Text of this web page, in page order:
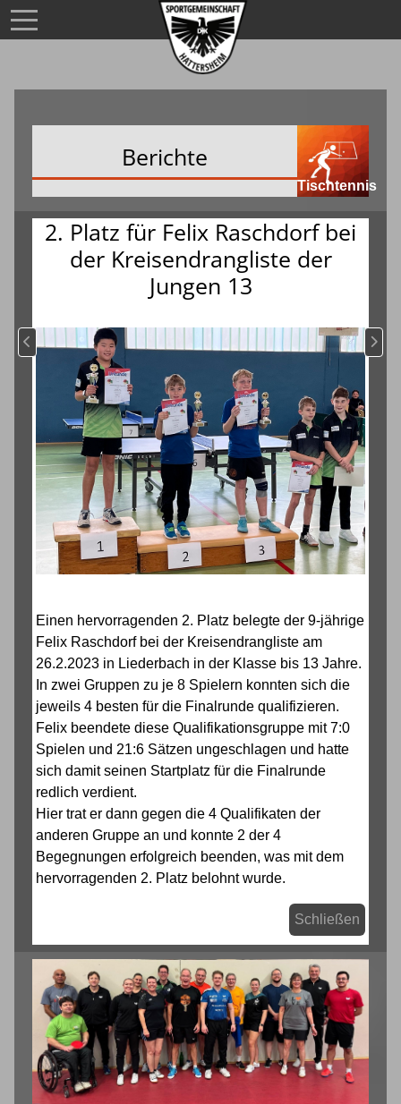
Berichte
Tischtennis
2. Platz für Felix Raschdorf bei
der Kreisendrangliste der
Jungen 13
Vorheriger Beitrag: TT-Nachwuchs weiter im Aufwärtstrend
Einen hervorragenden 2. Platz belegte der 9-jährige
Felix Raschdorf bei der Kreisendrangliste am
26.2.2023 in Liederbach in der Klasse bis 13 Jahre.
In zwei Gruppen zu je 8 Spielern konnten sich die
jeweils 4 besten für die Finalrunde qualifizieren.
Felix beendete diese Qualifikationsgruppe mit 7:0
Spielen und 21:6 Sätzen ungeschlagen und hatte
sich damit seinen Startplatz für die Finalrunde
redlich verdient.
Hier trat er dann gegen die 4 Qualifikaten der
anderen Gruppe an und konnte 2 der 4
Begegnungen erfolgreich beenden, was mit dem
hervorragenden 2. Platz belohnt wurde.
Schließen